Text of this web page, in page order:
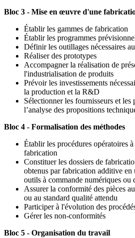
Bloc 3 - Mise en œuvre d'une
Établir les gammes de fabrication
Établir les programmes
Définir les outillages nécessaires
Réaliser des prototypes
Accompagner la réalisation de
l'industrialisation de produits
Prévoir les investissements
la production et la R&D
Sélectionner les fournisseurs et les
l’analyse des propositions
Bloc 4 - Formalisation des méthodes
Établir les procédures opératoires
fabrication
Constituer les dossiers de
obtenus par fabrication additive en
outils à commande numériques ou
Assurer la conformité des pièces
ou au standard qualité attendu
Participer à l'évolution des
Gérer les non-conformités
Bloc 5 - Organisation du travail